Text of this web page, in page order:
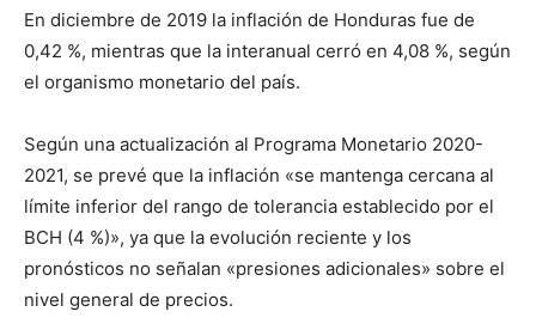
En diciembre de 2019 la inflación de Honduras fue de
0,42 %, mientras que la interanual cerró en 4,08 %, según
el organismo monetario del país.
Según una actualización al Programa Monetario 2020-
2021, se prevé que la inflación «se mantenga cercana al
límite inferior del rango de tolerancia establecido por el
BCH (4 %)», ya que la evolución reciente y los
pronósticos no señalan «presiones adicionales» sobre el
nivel general de precios.